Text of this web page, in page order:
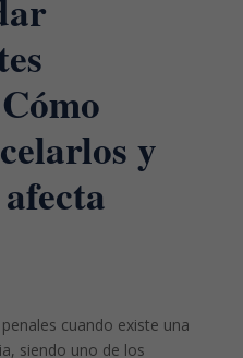
y
cuando existe una
siendo uno de los